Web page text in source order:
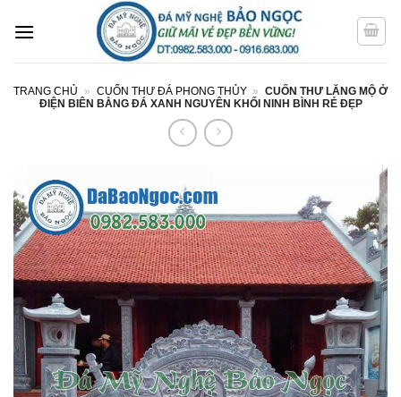
qua
TRANG CHỦ » CUỐN THƯ ĐÁ PHONG THỦY » CUỐN THƯ LĂNG MỘ Ở
ĐIỆN BIÊN BẰNG ĐÁ XANH NGUYÊN KHỐI NINH BÌNH RẺ ĐẸP